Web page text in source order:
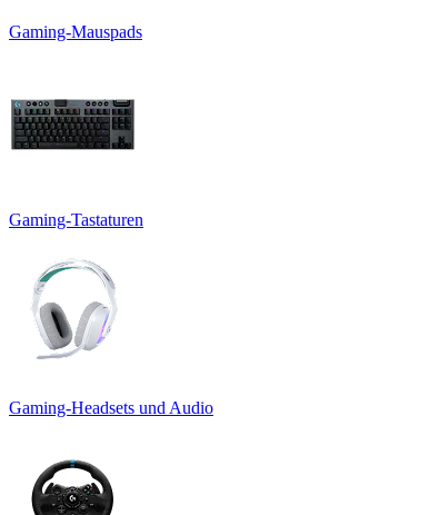
Gaming-Mauspads
Gaming-Tastaturen
Gaming-Headsets und Audio